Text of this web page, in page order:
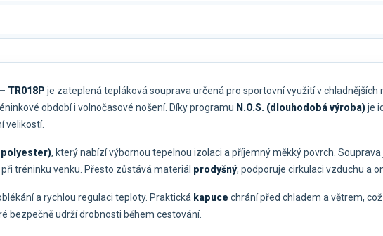
TR018P je zateplená tepláková souprava určená pro sportovní využití v chladnějších
období i volnočasové nošení. Díky programu N.O.S. (dlouhodobá výroba)je
velikostí.
polyester), který nabízí výbornou tepelnou izolaci a příjemný měkký povrch.
tréninku venku. Přesto zůstává materiál prodyšný, podporuje cirkulaci vzduchu a
a rychlou regulaci teploty. Praktická kapuce chrání před chladem a větrem,
bezpečně udrží drobnosti během cestování.